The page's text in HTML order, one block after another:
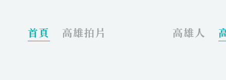
首頁 高雄拍片 高雄人